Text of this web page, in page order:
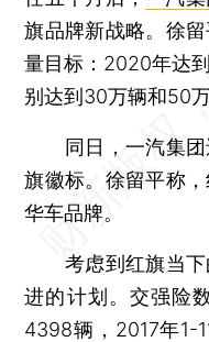
旗品牌新战略。徐
量目标：2020年达
别达到30万辆和50万
同日，一汽集团
旗徽标。徐留平称
华车品牌。
考虑到红旗当下
进的计划。交强险
4398辆，2017年1-